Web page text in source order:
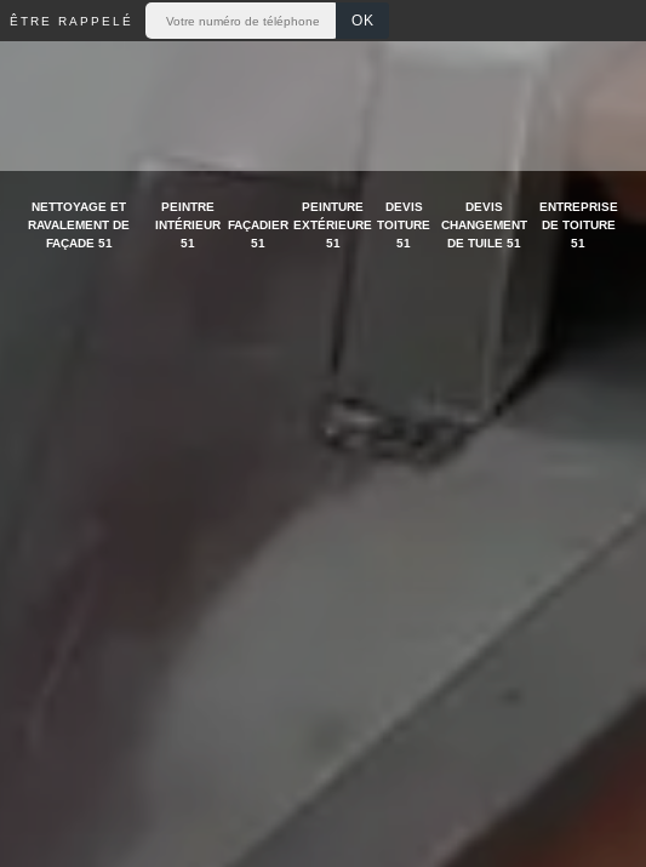
ÊTRE RAPPELÉ
NETTOYAGE ET
RAVALEMENT DE
FAÇADE 51
PEINTRE
INTÉRIEUR
51
FAÇADIER
51
PEINTURE
EXTÉRIEURE
51
DEVIS
TOITURE
51
DEVIS
CHANGEMENT
DE TUILE 51
ENTREPRISE
DE TOITURE
51